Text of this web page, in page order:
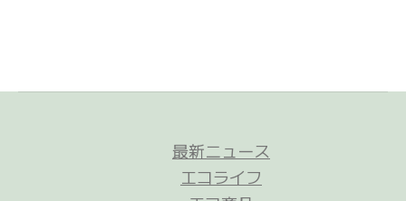
最新ニュース
エコライフ